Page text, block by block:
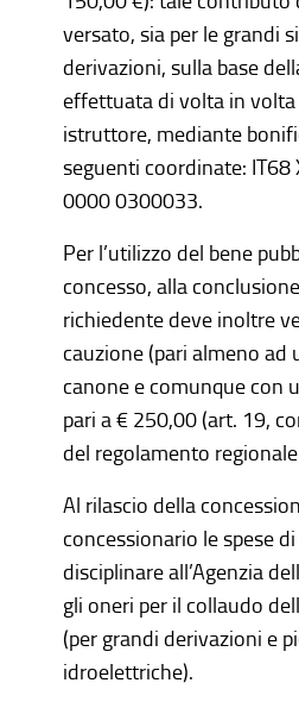
versato, sia per le grandi
derivazioni, sulla base
effettuata di volta in
istruttore, mediante
seguenti coordinate: IT68
0000 0300033.
Per l’utilizzo del bene
concesso, alla
richiedente deve inoltre
cauzione (pari almeno ad
canone e comunque con
pari a € 250,00 (art. 19,
del regolamento
Al rilascio della
concessionario le spese
disciplinare all’Agenzia
gli oneri per il collaudo
(per grandi derivazioni e
idroelettriche).